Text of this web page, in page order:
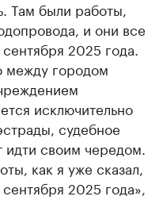
Там были работы,
и они все
2025 года.
между городом
исключительно
судебное
идти своим чередом.
как я уже сказал,
2025 года»,